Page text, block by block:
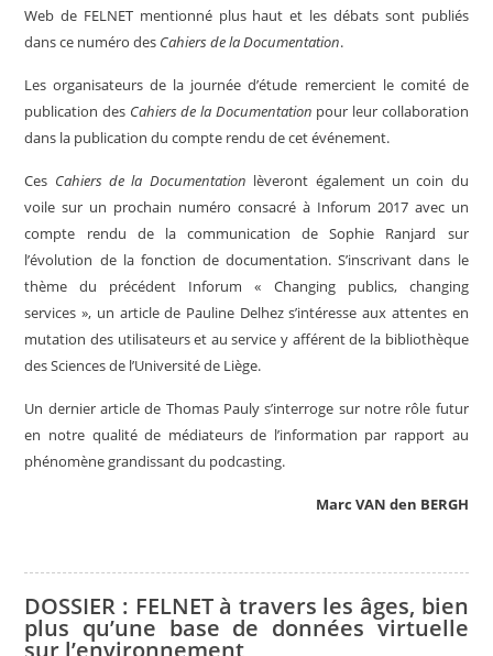
Web de FELNET mentionné plus haut et les débats sont publiés
dans ce numéro des Cahiers de la Documentation.
Les organisateurs de la journée d’étude remercient le comité de
publication des Cahiers de la Documentation pour leur collaboration
dans la publication du compte rendu de cet événement.
Ces Cahiers de la Documentation lèveront également un coin du
voile sur un prochain numéro consacré à Inforum 2017 avec un
compte rendu de la communication de Sophie Ranjard sur
l’évolution de la fonction de documentation. S’inscrivant dans le
thème du précédent Inforum « Changing publics, changing
services », un article de Pauline Delhez s’intéresse aux attentes en
mutation des utilisateurs et au service y afférent de la bibliothèque
des Sciences de l’Université de Liège.
Un dernier article de Thomas Pauly s’interroge sur notre rôle futur
en notre qualité de médiateurs de l’information par rapport au
phénomène grandissant du podcasting.
Marc VAN den BERGH
DOSSIER : FELNET à travers les âges, bien
plus qu’une base de données virtuelle
sur l’environnement